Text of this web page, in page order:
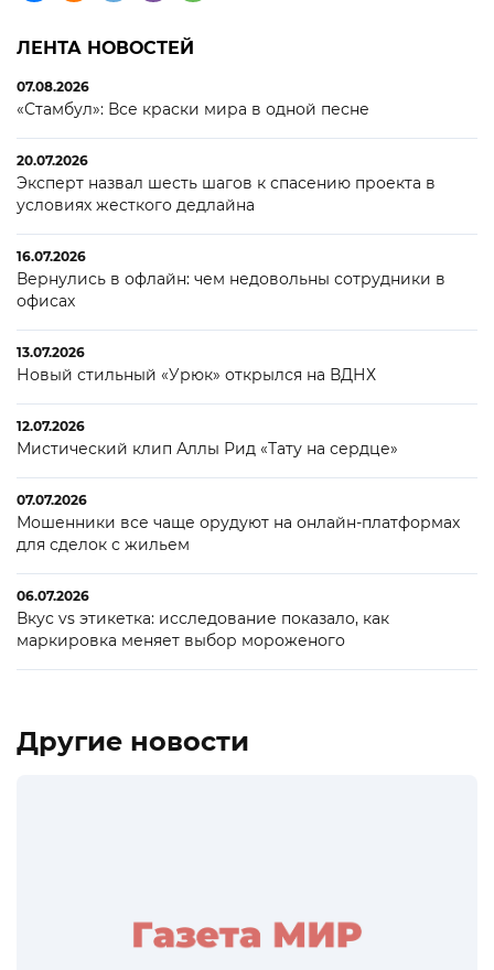
ЛЕНТА НОВОСТЕЙ
07.08.2026
«Стамбул»: Все краски мира в одной песне
20.07.2026
Эксперт назвал шесть шагов к спасению проекта в
условиях жесткого дедлайна
16.07.2026
Вернулись в офлайн: чем недовольны сотрудники в
офисах
13.07.2026
Новый стильный «Урюк» открылся на ВДНХ
12.07.2026
Мистический клип Аллы Рид «Тату на сердце»
07.07.2026
Мошенники все чаще орудуют на онлайн-платформах
для сделок с жильем
06.07.2026
Вкус vs этикетка: исследование показало, как
маркировка меняет выбор мороженого
Другие новости